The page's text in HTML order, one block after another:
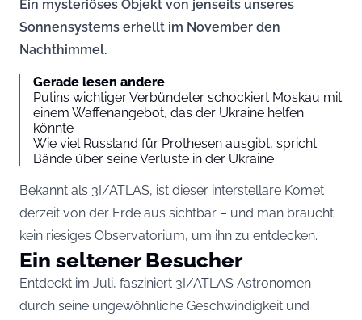
Ein mysteriöses Objekt von jenseits unseres
Sonnensystems erhellt im November den
Nachthimmel.
Gerade lesen andere
Putins wichtiger Verbündeter schockiert Moskau mit
einem Waffenangebot, das der Ukraine helfen
könnte
Wie viel Russland für Prothesen ausgibt, spricht
Bände über seine Verluste in der Ukraine
Bekannt als 3I/ATLAS, ist dieser interstellare Komet
derzeit von der Erde aus sichtbar – und man braucht
kein riesiges Observatorium, um ihn zu entdecken.
Ein seltener Besucher
Entdeckt im Juli, fasziniert 3I/ATLAS Astronomen
durch seine ungewöhnliche Geschwindigkeit und